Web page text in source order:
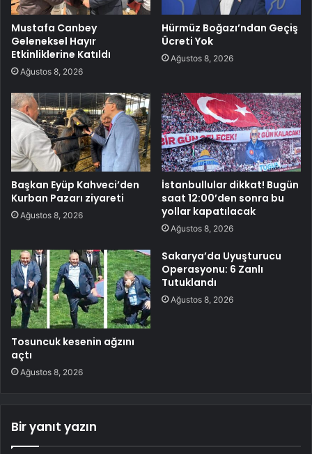
Mustafa Canbey
Geleneksel Hayır
Etkinliklerine Katıldı
Ağustos 8, 2026
Hürmüz Boğazı’ndan Geçiş
Ücreti Yok
Ağustos 8, 2026
Başkan Eyüp Kahveci’den
Kurban Pazarı ziyareti
Ağustos 8, 2026
İstanbullular dikkat! Bugün
saat 12:00’den sonra bu
yollar kapatılacak
Ağustos 8, 2026
Tosuncuk kesenin ağzını
açtı
Ağustos 8, 2026
Sakarya’da Uyuşturucu
Operasyonu: 6 Zanlı
Tutuklandı
Ağustos 8, 2026
Bir yanıt yazın